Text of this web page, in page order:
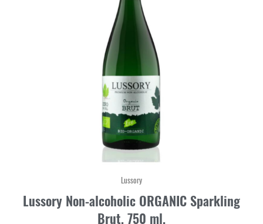
Lussory
Lussory Non-alcoholic ORGANIC Sparkling
Brut, 750 ml.